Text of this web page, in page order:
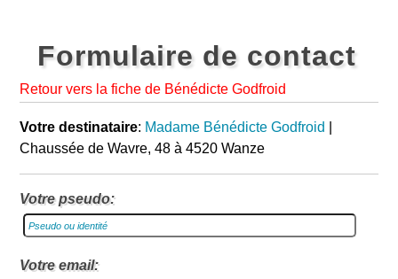
Formulaire de contact
Retour vers la fiche de Bénédicte Godfroid
Votre destinataire: Madame Bénédicte Godfroid
Chaussée de Wavre, 48 à 4520 Wanze
Votre pseudo:
Votre email: